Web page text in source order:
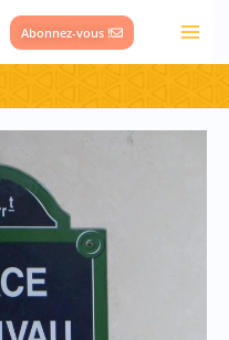
Abonnez-vous !